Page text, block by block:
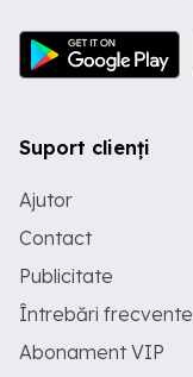
Suport clienți
Ajutor
Contact
Publicitate
Întrebări frecvente
Abonament VIP